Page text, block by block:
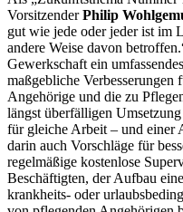
VorsitzenderPhilip
gut wie jede oder jeder ist im
andere Weise davon
Gewerkschaft ein
maßgebliche Verbesserungen
Angehörige und die zu
längst überfälligen
für gleiche Arbeit – und einer
darin auch Vorschläge für
regelmäßige kostenlose
Beschäftigten, der Aufbau
krankheits- oder